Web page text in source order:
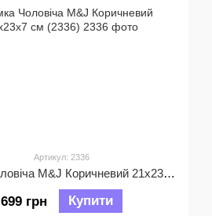
Артикул: 2336
Сумка Чоловіча M&J Коричневий 21х23х7 см (2336)
699 грн Купити